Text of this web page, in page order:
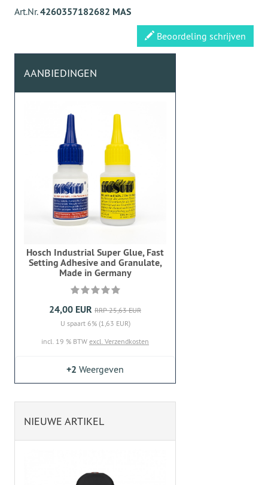
Art.Nr.4260357182682 MAS
Beoordeling schrijven
AANBIEDINGEN
Hosch Industrial Super Glue, Fast
Setting Adhesive and Granulate,
Made in Germany
24,00 EUR RRP 25,63 EUR
U spaart 6% (1,63 EUR)
incl. 19 % BTW excl. Verzendkosten
+2 Weergeven
NIEUWE ARTIKEL